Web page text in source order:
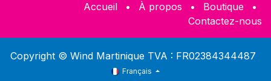
Accueil • À propos • ​Boutique
•
Contactez-nous
Copyright © Wind Martinique TVA : FR02384344487
Français